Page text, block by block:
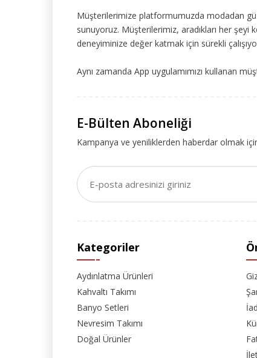
Müşterilerimize platformumuzda modadan
sunuyoruz. Müşterilerimiz, aradıkları her şeyi
deneyiminize değer katmak için sürekli
Aynı zamanda App uygulamımızı kullanan
E-Bülten Aboneliği
Kampanya ve yeniliklerden haberdar olmak
Kategoriler
Aydınlatma Ürünleri
Kahvaltı Takımı
Banyo Setleri
Nevresim Takımı
Doğal Ürünler